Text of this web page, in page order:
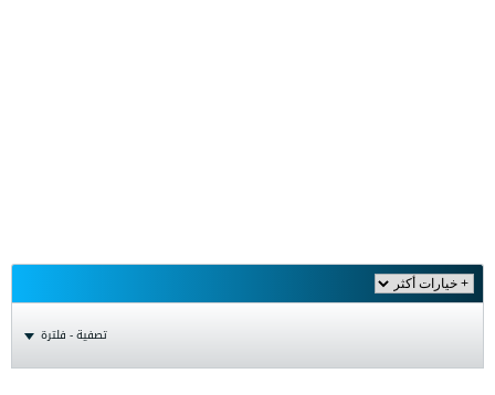
تصفية - فلترة